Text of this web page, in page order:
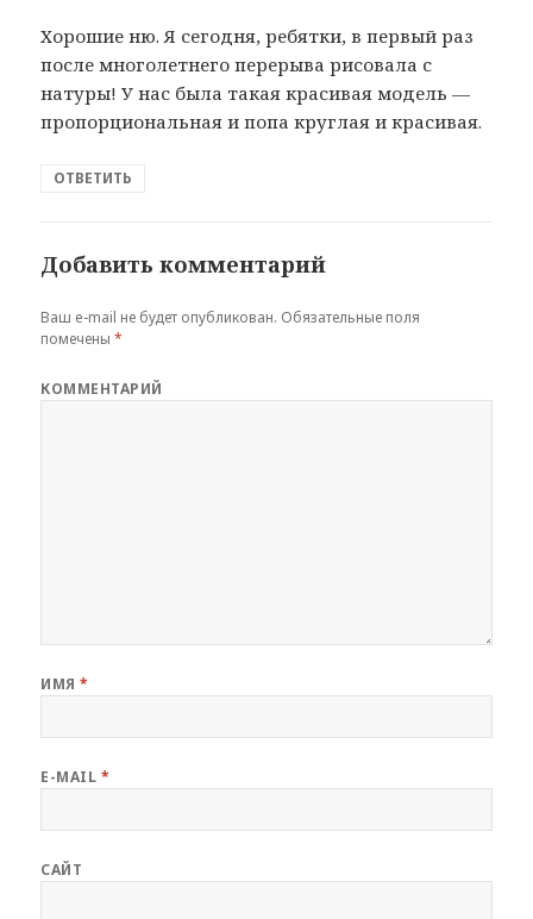
Хорошие ню. Я сегодня, ребятки, в первый раз
после многолетнего перерыва рисовала с
натуры! У нас была такая красивая модель —
пропорциональная и попа круглая и красивая.
ОТВЕТИТЬ
Добавить комментарий
Ваш e-mail не будет опубликован. Обязательные поля
помечены*
КОММЕНТАРИЙ
ИМЯ*
E-MAIL *
САЙТ